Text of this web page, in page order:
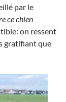
par le
ce chien
on ressent
gratifiant que